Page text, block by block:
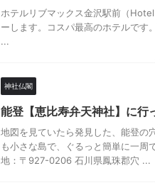
ホテルリブマックス金沢駅前（
ーします。コスパ最高のホテルで
...
神社仏閣
能登【恵比寿弁天神社】に行
地図を見ていたら発見した、能登の
も小さな島で、ぐるっと簡単に一周
地：〒927-0206 石川県鳳珠郡穴 ...